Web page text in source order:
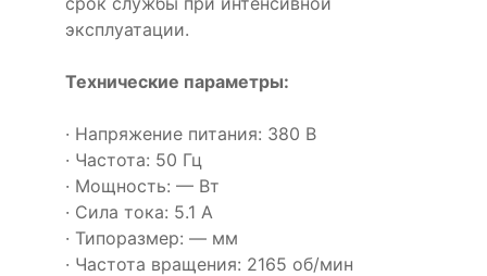
эксплуатации.
Технические параметры:
· Напряжение питания: 380 В
· Частота: 50 Гц
· Мощность: — Вт
· Сила тока: 5.1 А
· Типоразмер: — мм
· Частота вращения: 2165 об/мин